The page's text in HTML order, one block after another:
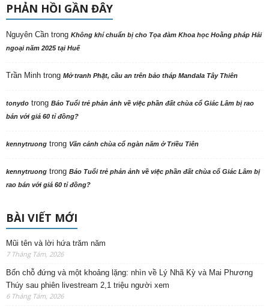
PHẢN HỒI GẦN ĐÂY
Nguyên Cần trong Không khí chuẩn bị cho Tọa đàm Khoa học Hoằng pháp Hải
ngoại năm 2025 tại Huế
Trần Minh trong Mở tranh Phật, cầu an trên bảo tháp Mandala Tây Thiên
tonydo trong Báo Tuổi trẻ phản ảnh về việc phần đất chùa cổ Giác Lâm bị rao
bán với giá 60 tỉ đồng?
kennytruong trong Vãn cảnh chùa cổ ngàn năm ở Triều Tiên
kennytruong trong Báo Tuổi trẻ phản ảnh về việc phần đất chùa cổ Giác Lâm bị
rao bán với giá 60 tỉ đồng?
BÀI VIẾT MỚI
Mũi tên và lời hứa trăm năm
7 Tháng Tám, 2026
Bốn chỗ đứng và một khoảng lặng: nhìn về Lý Nhã Kỳ và Mai Phương
Thúy sau phiên livestream 2,1 triệu người xem
6 Tháng Tám, 2026